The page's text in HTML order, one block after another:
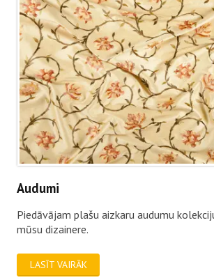
Audumi
Piedāvājam plašu aizkaru audumu
mūsu dizainere.
LASĪT VAIRĀK